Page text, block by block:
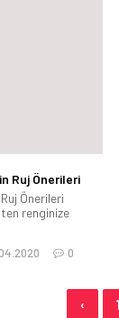
Ruj Önerileri
Önerileri
ten renginize
0
‹ 1